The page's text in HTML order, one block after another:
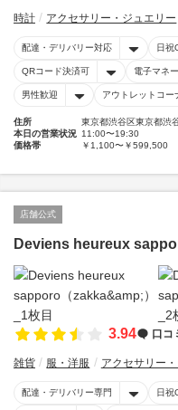
時計 アクセサリー・ジュエリー
配達・デリバリー対応 日祝
QRコード決済可 電子マネ
男性歓迎 アウトレットコー
住所
東京都渋谷区東京都渋
本日の営業状況 11:00〜19:30
価格帯
￥1,100〜￥599,500
店舗公式
Deviens heureux
3.94 口コ
雑貨 服・洋服 アクセサリー
配達・デリバリー専門 日祝